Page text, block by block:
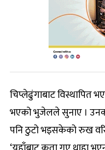
चिप्लेढुंगाबाट विस्थापित
भएको भुजेलले सुनाए ।
पनि ठुटो भइसकेको रुख